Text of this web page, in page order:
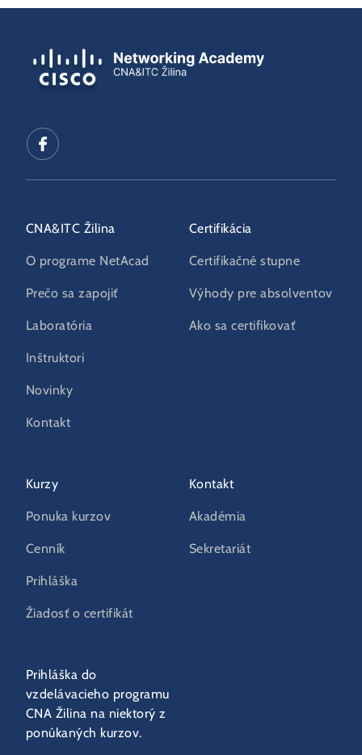
CNA&ITC Žilina
O programe NetAcad
Prečo sa zapojiť
Laboratória
Inštruktori
Novinky
Kontakt
Certifikácia
Certifikačné stupne
Výhody pre absolventov
Ako sa certifikovať
Kurzy
Ponuka kurzov
Cenník
Prihláška
Žiadosť o certifikát
Kontakt
Akadémia
Sekretariát
Prihláška do
vzdelávacieho programu
CNA Žilina na niektorý z
ponúkaných kurzov.